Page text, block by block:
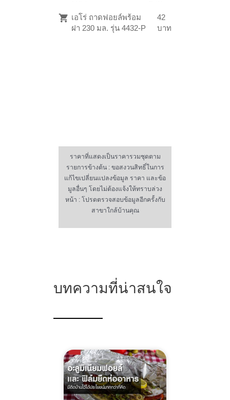
เอโร่ ถาดฟอยล์พร้อม
ฝา 230 มล. รุ่น 4432-P
42
บาท
ราคาที่แสดงเป็นราคารวมชุดตาม
รายการข้างต้น : ขอสงวนสิทธิ์ในการ
แก้ไขเปลี่ยนแปลงข้อมูล ราคา และข้อ
มูลอื่นๆ โดยไม่ต้องแจ้งให้ทราบล่วง
หน้า : โปรดตรวจสอบข้อมูลอีกครั้งกับ
สาขาใกล้บ้านคุณ
บทความที่น่าสนใจ